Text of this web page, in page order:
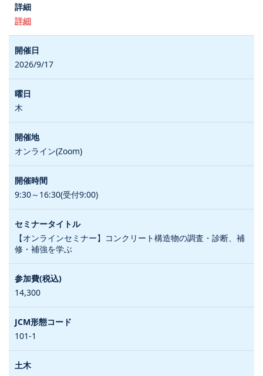
詳細
2026/9/17
木
オンライン(Zoom)
9:30～16:30(受付9:00)
【オンラインセミナー】コンクリート構造物の調査・診断、補
修・補強を学ぶ
14,300
101-1